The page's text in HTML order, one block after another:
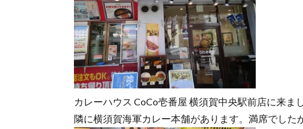
カレーハウス CoCo壱番屋 横須賀中央駅前店に来ま
隣に横須賀海軍カレー本舗があります。満席でした